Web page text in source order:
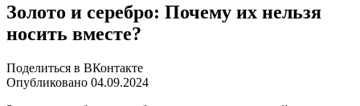
Золото и серебро: Почему их нельзя
носить вместе?
Поделиться в ВКонтакте
Опубликовано 04.09.2024